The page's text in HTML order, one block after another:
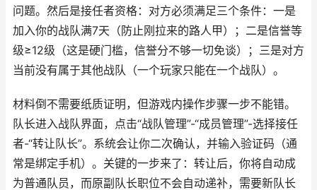
问题。然后是接任者资格：对方必须满足三个条件：一是
加入你的战队满7天（防止刚拉来的路人甲）；二是信誉等
级≥12级（这是硬门槛，信誉分不够一切免谈）；三是对方
当前没有属于其他战队（一个玩家只能在一个战队）。
材料倒不需要纸质证明，但游戏内操作步骤一步不能错。
队长进入战队界面，点击“战队管理”-“成员管理”-选择接任
者-“转让队长”。系统会让你二次确认，并输入验证码（通
常是绑定手机）。关键的一步来了：转让后，你将自动成
为普通队员，而原副队长职位不会自动递补，需要新队长